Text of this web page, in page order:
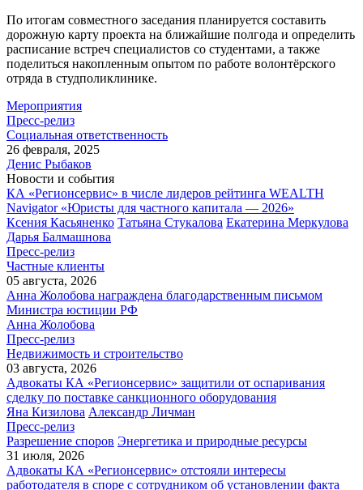
По итогам совместного заседания планируется составить
дорожную карту проекта на ближайшие полгода и определить
расписание встреч специалистов со студентами, а также
поделиться накопленным опытом по работе волонтёрского
отряда в студполиклинике.
Мероприятия
Пресс-релиз
Социальная ответственность
26 февраля, 2025
Денис Рыбаков
Новости и события
КА «Регионсервис» в числе лидеров рейтинга WEALTH
Navigator «Юристы для частного капитала — 2026»
Ксения Касьяненко Татьяна Стукалова Екатерина Меркулова
Дарья Балмашнова
Пресс-релиз
Частные клиенты
05 августа, 2026
Анна Жолобова награждена благодарственным письмом
Министра юстиции РФ
Анна Жолобова
Пресс-релиз
Недвижимость и строительство
03 августа, 2026
Адвокаты КА «Регионсервис» защитили от оспаривания
сделку по поставке санкционного оборудования
Яна Кизилова Александр Личман
Пресс-релиз
Разрешение споров Энергетика и природные ресурсы
31 июля, 2026
Адвокаты КА «Регионсервис» отстояли интересы
работодателя в споре с сотрудником об установлении факта